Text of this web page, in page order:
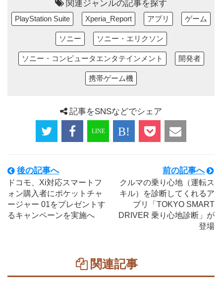
関連ジャンルの記事を探す
PlayStation Suite Xperia_Report アプリ ゲーム
ソニー ソニー・エリクソン
ソニー・コンピュータエンタテインメント 開発者
携帯ゲーム機
記事をSNSなどでシェア
後の記事へ
ドコモ、Xi対応スマートフ
ォン購入者にポケットチャ
ージャー 01をプレゼントす
るキャンペーンを実施へ
前の記事へ
クルマの乗り心地（運転ス
キル）を診断してくれるア
プリ「TOKYO SMART
DRIVER 乗り心地診断」が
登場
関連記事